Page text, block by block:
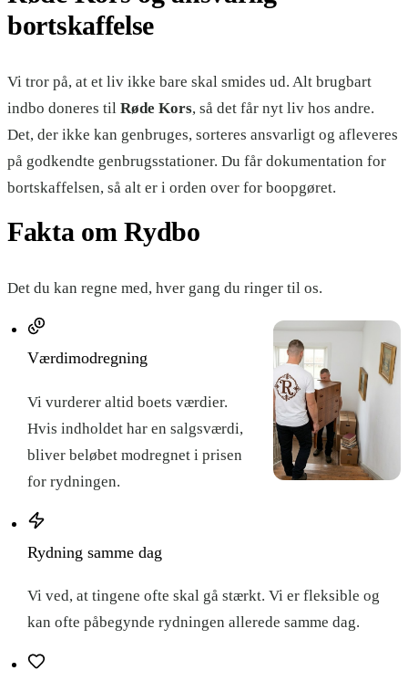
bortskaffelse
Vi tror på, at et liv ikke bare skal smides ud. Alt brugbart
indbo doneres til Røde Kors, så det får nyt liv hos andre.
Det, der ikke kan genbruges, sorteres ansvarligt og afleveres
på godkendte genbrugsstationer. Du får dokumentation for
bortskaffelsen, så alt er i orden over for boopgøret.
Fakta om Rydbo
Det du kan regne med, hver gang du ringer til os.
Værdimodregning
Vi vurderer altid boets værdier.
Hvis indholdet har en salgsværdi,
bliver beløbet modregnet i prisen
for rydningen.
Rydning samme dag
Vi ved, at tingene ofte skal gå stærkt. Vi er fleksible og
kan ofte påbegynde rydningen allerede samme dag.